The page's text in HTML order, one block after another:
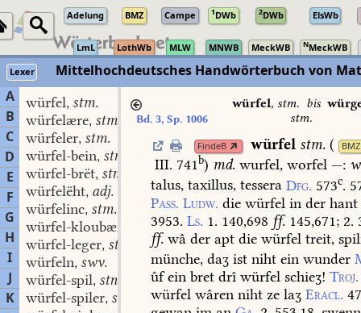
Adelung BMZ Campe 1DWb 2DWb ElsWb
LmL LothWb MLW MNWB MeckWB NMeckWB
Lexer
Mittelhochdeutsches Handwörterbuch von
A
B
C
D
E
F
G
H
I
J
K
würfel, stm.
würfelære, stm.
würfeler, stm.
würfel-bein, stn.
würfel-brët, stn.
würfelëht, adj.
würfelinc, stm.
würfel-kloubære
stm.
würfel-leger, stm.
würfeln, swv.
würfel-spil, stn.
würfel-spiler, stm.
Bd. 3, Sp. 1006
würfel, stm. bis
stm.
FindeB würfel stm. ( BMZ
III. 741b) md. wurfel, worfel —:
talus, taxillus, tessera Dfg. 573c.
Pass. Ludw. die würfel in der hant
3953. Ls. 1. 140,698 ff. 145,671; 2.
ff. wâ der apt die würfel treit,
münche, daʒ ist niht ein wunder
ûfein bret drî würfel schieʒ! Troj.
würfel wâren niht ze laʒ Eracl.